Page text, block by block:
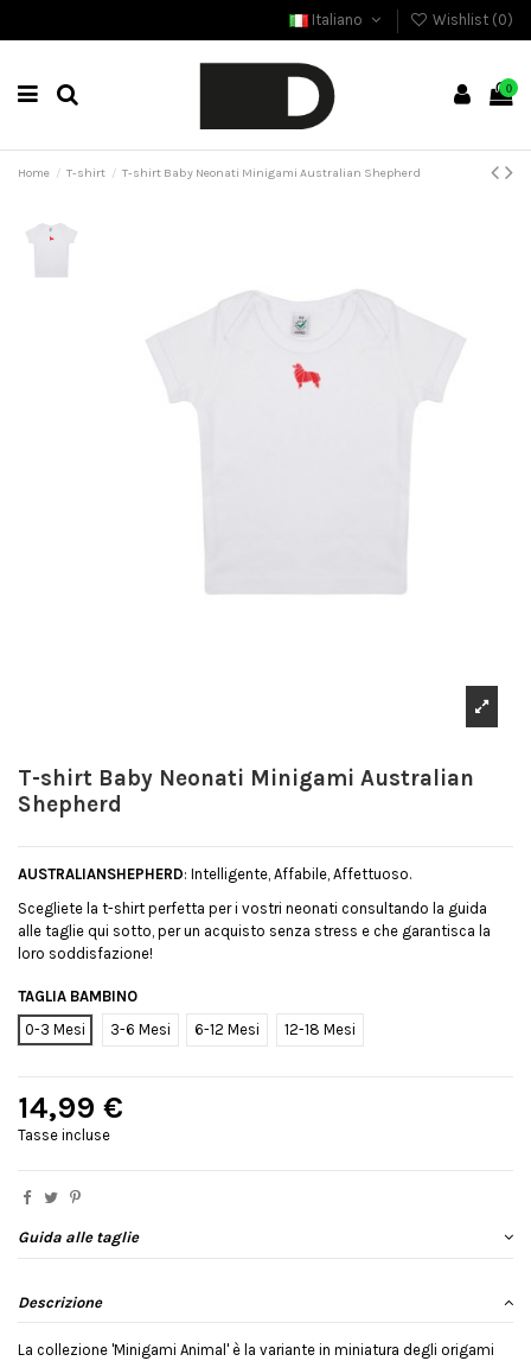
Italiano Wishlist (0)
0
Home T-shirt T-shirt Baby Neonati Minigami Australian Shepherd
T-shirt Baby Neonati Minigami Australian
Shepherd
AUSTRALIANSHEPHERD: Intelligente, Affabile, Affettuoso.
Scegliete la t-shirt perfetta per i vostri neonati consultando la guida
alle taglie qui sotto, per un acquisto senza stress e che garantisca la
loro soddisfazione!
TAGLIA BAMBINO
0-3 Mesi
3-6 Mesi 6-12 Mesi 12-18 Mesi
14,99 €
Tasse incluse
Guida alle taglie
Descrizione
La collezione 'Minigami Animal' è la variante in miniatura degli origami